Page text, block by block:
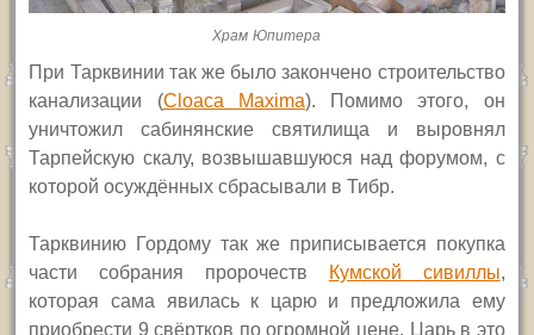
Храм Юпитера
При Тарквинии так же было закончено строительство
канализации (Cloaca Maxima). Помимо этого, он
уничтожил сабинянские святилища и выровнял
Тарпейскую скалу, возвышавшуюся над форумом, с
которой осуждённых сбрасывали в Тибр.
Тарквинию Гордому так же приписывается покупка
части собрания пророчеств
Кумской сивиллы,
которая сама явилась к царю и предложила ему
приобрести 9 свёртков по огромной цене. Царь в это